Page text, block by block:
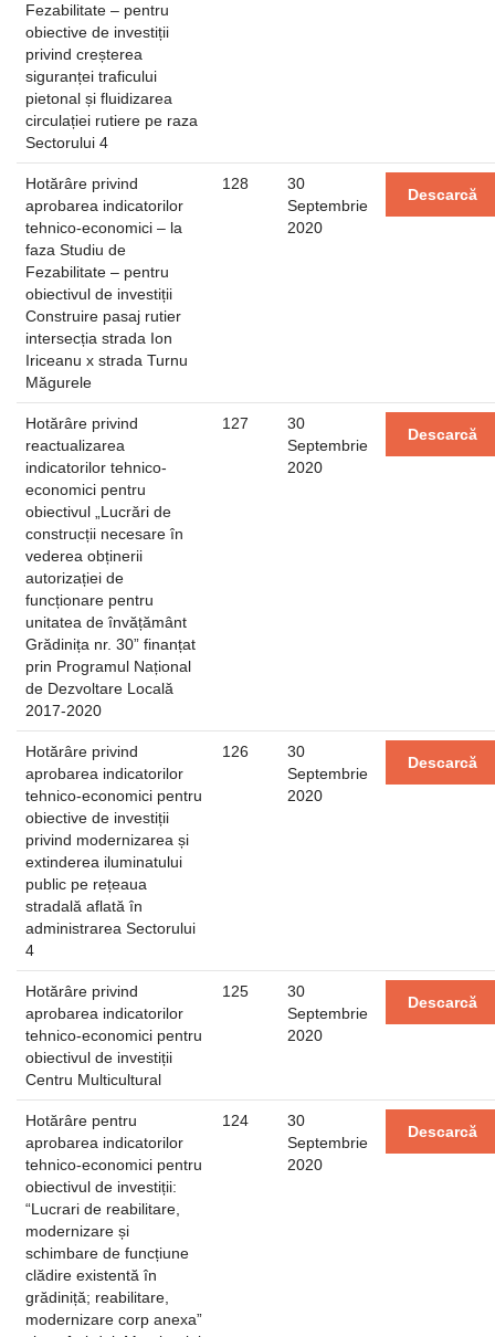
Fezabilitate – pentru
obiective de investiții
privind creșterea
siguranței traficului
pietonal și fluidizarea
circulației rutiere pe raza
Sectorului 4
Hotărâre privind
aprobarea indicatorilor
tehnico-economici – la
faza Studiu de
Fezabilitate – pentru
obiectivul de investiții
Construire pasaj rutier
intersecția strada Ion
Iriceanu x strada Turnu
Măgurele
128
30
Septembrie
2020
Descarcă
Hotărâre privind
reactualizarea
indicatorilor tehnico-
economici pentru
obiectivul „Lucrări de
construcții necesare în
vederea obținerii
autorizației de
funcționare pentru
unitatea de învățământ
Grădinița nr. 30” finanțat
prin Programul Național
de Dezvoltare Locală
2017-2020
127
30
Septembrie
2020
Descarcă
Hotărâre privind
aprobarea indicatorilor
tehnico-economici pentru
obiective de investiții
privind modernizarea și
extinderea iluminatului
public pe rețeaua
stradală aflată în
administrarea Sectorului
4
126
30
Septembrie
2020
Descarcă
Hotărâre privind
aprobarea indicatorilor
tehnico-economici pentru
obiectivul de investiții
Centru Multicultural
125
30
Septembrie
2020
Descarcă
Hotărâre pentru
aprobarea indicatorilor
tehnico-economici pentru
obiectivul de investiții:
“Lucrari de reabilitare,
modernizare și
schimbare de funcțiune
clădire existentă în
grădiniță; reabilitare,
modernizare corp anexa”
124
30
Septembrie
2020
Descarcă